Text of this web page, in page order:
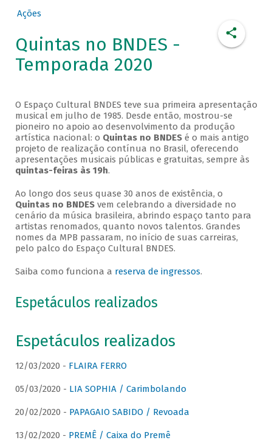
Ações
Quintas no BNDES -
Temporada 2020
O Espaço Cultural BNDES teve sua primeira apresentação
musical em julho de 1985. Desde então, mostrou-se
pioneiro no apoio ao desenvolvimento da produção
artística nacional: o Quintas no BNDESé o mais antigo
projeto de realização contínua no Brasil, oferecendo
apresentações musicais públicas e gratuitas, sempre às
quintas-feiras às 19h.
Ao longo dos seus quase 30 anos de existência, o
Quintas no BNDESvem celebrando a diversidade no
cenário da música brasileira, abrindo espaço tanto para
artistas renomados, quanto novos talentos. Grandes
nomes da MPB passaram, no início de suas carreiras,
pelo palco do Espaço Cultural BNDES.
Saiba como funciona a reserva de ingressos.
Espetáculos realizados
Espetáculos realizados
12/03/2020 - FLAIRA FERRO
05/03/2020 - LIA SOPHIA / Carimbolando
20/02/2020 - PAPAGAIO SABIDO / Revoada
13/02/2020 - PREMÊ / Caixa do Premê